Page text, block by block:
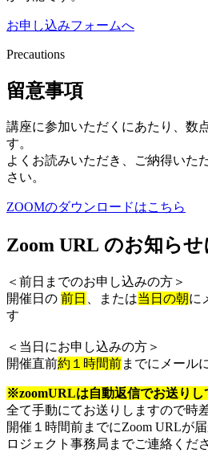
お申し込みフォームへ
Precautions
留意事項
講座に参加いただくにあたり、数
す。
よくお読みいただき、ご納得いた
さい。
ZOOMのダウンロードはこちら
Zoom URL のお知ら
＜前日までのお申し込みの方＞
開催日の 前日 、または当日の朝に
す
＜当日にお申し込みの方＞
開催直前約１時間前までにメール
※zoomURLは自動返信でお送りし
全て手動にてお送りしますので時
開催１時間前までにZoom URLが
ロジェクト事務局までご連絡くださ